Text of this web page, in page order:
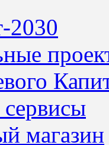
2030
магазин